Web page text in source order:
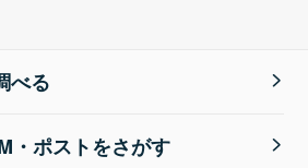
べる
・ポストをさがす